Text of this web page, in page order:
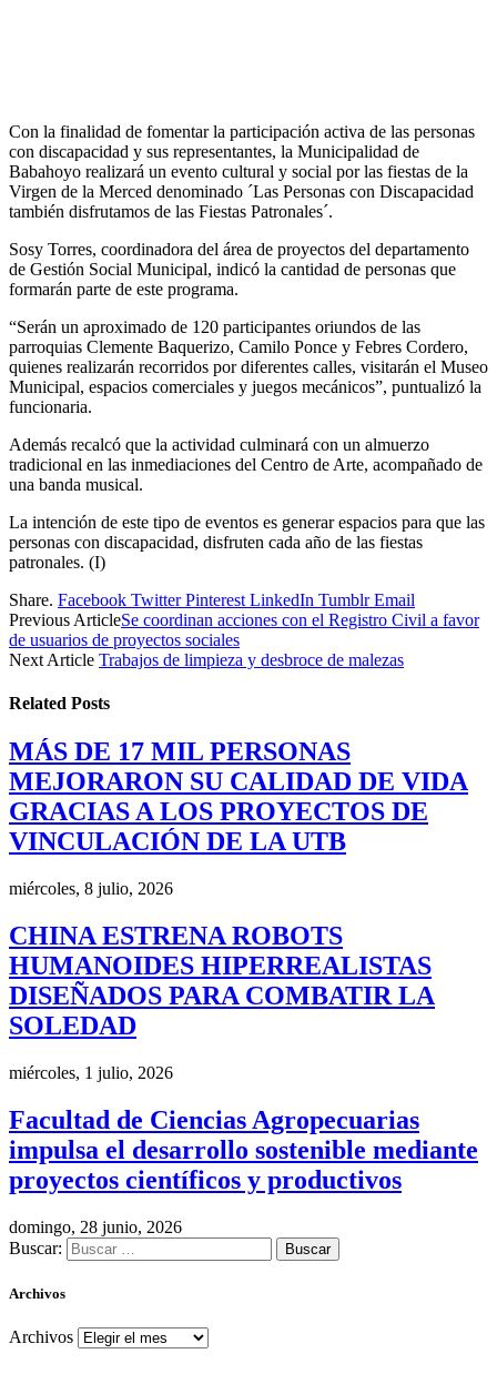
Con la finalidad de fomentar la participación activa de las personas
con discapacidad y sus representantes, la Municipalidad de
Babahoyo realizará un evento cultural y social por las fiestas de la
Virgen de la Merced denominado ´Las Personas con Discapacidad
también disfrutamos de las Fiestas Patronales´.
Sosy Torres, coordinadora del área de proyectos del departamento
de Gestión Social Municipal, indicó la cantidad de personas que
formarán parte de este programa.
“Serán un aproximado de 120 participantes oriundos de las
parroquias Clemente Baquerizo, Camilo Ponce y Febres Cordero,
quienes realizarán recorridos por diferentes calles, visitarán el Museo
Municipal, espacios comerciales y juegos mecánicos”, puntualizó la
funcionaria.
Además recalcó que la actividad culminará con un almuerzo
tradicional en las inmediaciones del Centro de Arte, acompañado de
una banda musical.
La intención de este tipo de eventos es generar espacios para que las
personas con discapacidad, disfruten cada año de las fiestas
patronales. (I)
Share. Facebook Twitter Pinterest LinkedIn Tumblr Email
Previous ArticleSe coordinan acciones con el Registro Civil a favor
de usuarios de proyectos sociales
Next Article Trabajos de limpieza y desbroce de malezas
Related Posts
MÁS DE 17 MIL PERSONAS
MEJORARON SU CALIDAD DE VIDA
GRACIAS A LOS PROYECTOS DE
VINCULACIÓN DE LA UTB
miércoles, 8 julio, 2026
CHINA ESTRENA ROBOTS
HUMANOIDES HIPERREALISTAS
DISEÑADOS PARA COMBATIR LA
SOLEDAD
miércoles, 1 julio, 2026
Facultad de Ciencias Agropecuarias
impulsa el desarrollo sostenible mediante
proyectos científicos y productivos
domingo, 28 junio, 2026
Buscar:
Archivos
Archivos